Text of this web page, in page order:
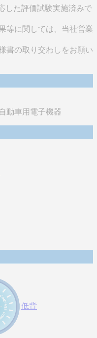
した評価試験実施済みで
等に関しては、当社営業
書の取り交わしをお願い
動車用電子機器
低背